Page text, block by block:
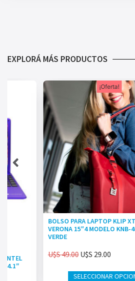
EXPLORÁ MÁS PRODUCTOS
INTEL
14.1″
¡Oferta!
BOLSO PARA LAPTOP KLIP
VERONA 15″4 MODELO KNB-
VERDE
U$S49.00 U$S 29.00
SELECCIONAR